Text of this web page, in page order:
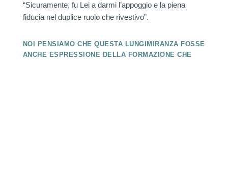
“Sicuramente, fu Lei a darmi l’appoggio e la piena
fiducia nel duplice ruolo che rivestivo”.
NOI PENSIAMO CHE QUESTA LUNGIMIRANZA FOSSE
ANCHE ESPRESSIONE DELLA FORMAZIONE CHE